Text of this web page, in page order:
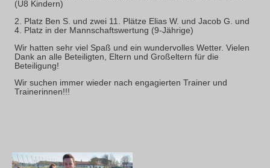
(U8 Kindern)
2. Platz Ben S. und zwei 11. Plätze Elias W. und Jacob G. und
4. Platz in der Mannschaftswertung (9-Jährige)
Wir hatten sehr viel Spaß und ein wundervolles Wetter. Vielen
Dank an alle Beteiligten, Eltern und Großeltern für die
Beteiligung!
Wir suchen immer wieder nach engagierten Trainer und
Trainerinnen!!!